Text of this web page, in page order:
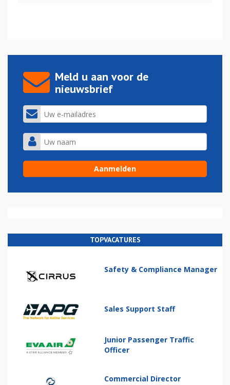
Meld u aan voor de
nieuwsbrief
TOPVACATURES
Safety & Compliance Manager
Sales Support Staff
Junior Passenger Traffic
Officer
Commercial Director